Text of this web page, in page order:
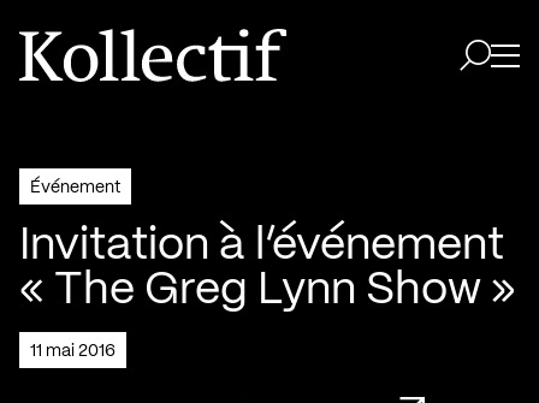
Aller à la page d'accueil
Logo Kollectif
Événement
Invitation à l’événement
« The Greg Lynn Show »
11 mai 2016